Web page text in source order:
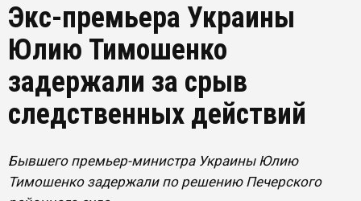
Экс-премьера Украины
Юлию Тимошенко
задержали за срыв
следственных действий
Бывшего премьер-министра Украины Юлию
Тимошенко задержали по решению Печерского